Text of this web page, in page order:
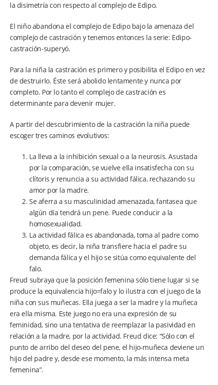
la disimetría con respecto al complejo de Edipo.
El niño abandona el complejo de Edipo bajo la amenaza del
complejo de castración y tenemos entonces la serie: Edipo-
castración-superyó.
Para la niña la castración es primero y posibilita el Edipo en vez
de destruirlo. Éste será abolido lentamente y nunca por
completo. Por lo tanto el complejo de castración es
determinante para devenir mujer.
A partir del descubrimiento de la castración la niña puede
escoger tres caminos evolutivos:
La lleva a la inhibición sexual o a la neurosis. Asustada
por la comparación, se vuelve ella insatisfecha con su
clítoris y renuncia a su actividad fálica, rechazando su
amor por la madre.
Se aferra a su masculinidad amenazada, fantasea que
algún día tendrá un pene. Puede conducir a la
homosexualidad.
La actividad fálica es abandonada, toma al padre como
objeto, es decir, la niña transfiere hacia el padre su
demanda fálica y el hijo se sitúa como equivalente del
falo.
Freud subraya que la posición femenina sólo tiene lugar si se
produce la equivalencia hijo=falo y lo ilustra con el juego de la
niña con sus muñecas. Ella juega a ser la madre y la muñeca
era ella misma. Este juego no era una expresión de su
feminidad, sino una tentativa de reemplazar la pasividad en
relación a la madre, por la actividad. Freud dice: “Sólo con el
punto de arribo del deseo del pene, el hijo-muñeca deviene un
hijo del padre y, desde ese momento, la más intensa meta
femenina”.